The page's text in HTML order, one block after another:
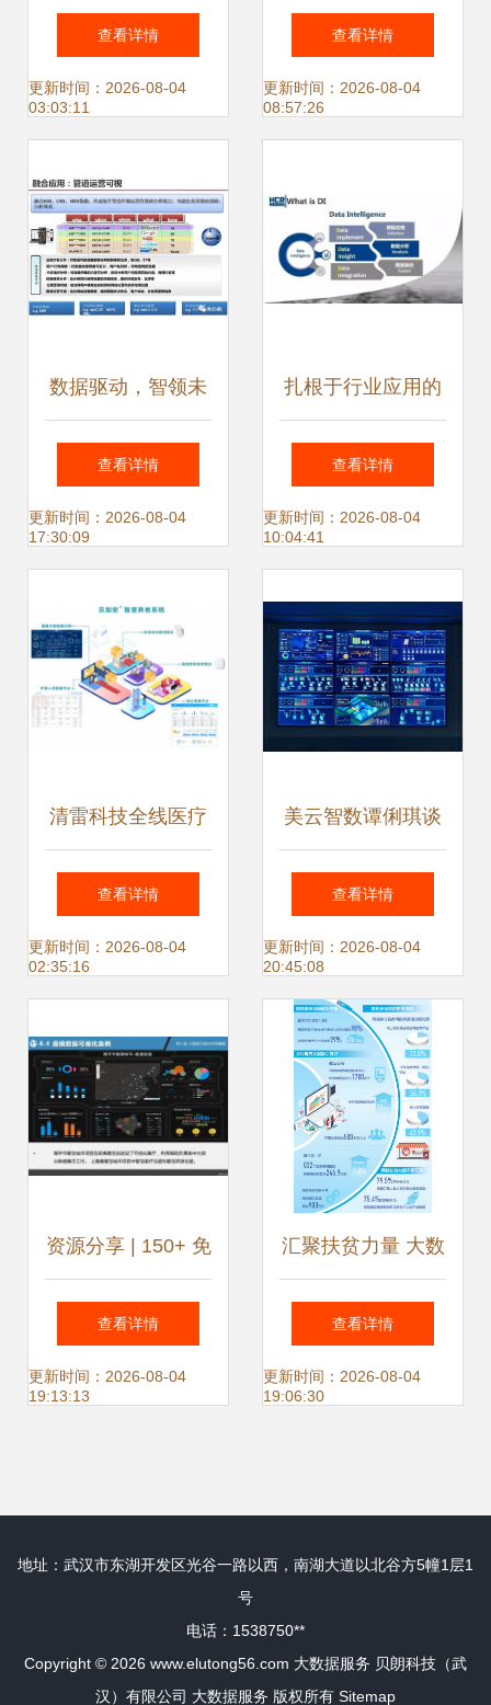
来 服务型集团公司
大数据应用解决方
查看详情
更新时间：2026-08-04
03:03:11
数据应用解决方案
驱动智慧决策，赋
查看详情
更新时间：2026-08-04
08:57:26
数据驱动，智领未
来 服务型集团公司
大数据应用解决方
查看详情
更新时间：2026-08-04
17:30:09
扎根于行业应用的
大数据DIP实践
HCR慧辰资讯黄鸣
查看详情
更新时间：2026-08-04
10:04:41
清雷科技全线医疗
级产品亮相中关村
科学城公司创新合
慧医疗大数据服务
新浪潮
查看详情
更新时间：2026-08-04
02:35:16
美云智数谭俐琪谈
灯塔工厂 以数据充
分流通为核心驱动
的大数据服务
查看详情
更新时间：2026-08-04
20:45:08
资源分享 | 150+ 免
费大数据与人工智
能资源，助力您的
查看详情
更新时间：2026-08-04
19:13:13
汇聚扶贫力量 大数
据服务在网络扶贫
中的关键作用与亟
查看详情
更新时间：2026-08-04
19:06:30
地址：武汉市东湖开发区光谷一路以西，南湖大道以北谷方5幢1层1
号
电话：1538750**
Copyright © 2026 www.elutong56.com 大数据服务 贝朗科技（武
汉）有限公司 大数据服务 版权所有 Sitemap